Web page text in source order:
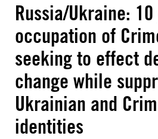
Russia/Ukraine:
occupation of
seeking to effect
change while
Ukrainian and
identities